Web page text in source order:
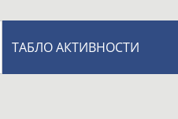
ТАБЛО АКТИВНОСТИ